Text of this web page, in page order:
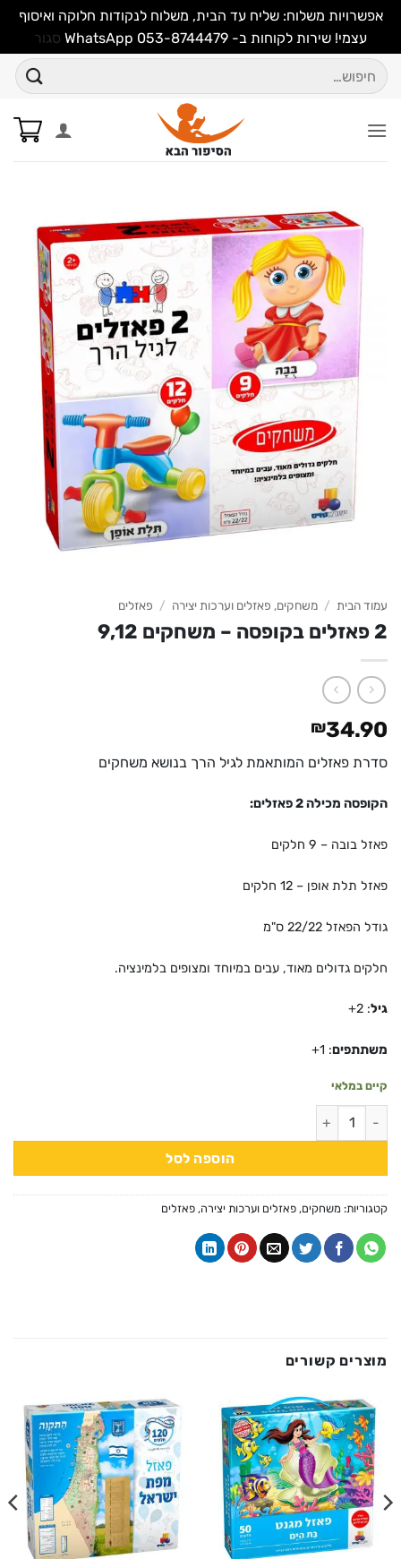
אפשרויות משלוח: שליח עד הבית, משלוח לנקודות חלוקה ואיסוף
עצמי! שירות לקוחות ב- WhatsApp 053-8744479
סגור
Skipחיפוש
עבור:
עמוד הבית / משחקים, פאזלים וערכות יצירה / פאזלים
2 פאזלים בקופסה – משחקים 9,12
₪34.90
סדרת פאזלים המותאמת לגיל הרך בנושא משחקים
הקופסה מכילה 2 פאזלים:
פאזל בובה – 9 חלקים
פאזל תלת אופן – 12 חלקים
גודל הפאזל 22/22 ס"מ
חלקים גדולים מאוד, עבים במיוחד ומצופים בלמינציה.
גיל: 2+
משתתפים: 1+
קיים במלאי
כמות של 2 פאזלים בקופסה – משחקים 9,12
הוספה לסל
קטגוריות: משחקים, פאזלים וערכות יצירה, פאזלים
מוצרים קשורים